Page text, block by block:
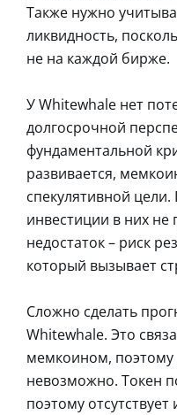
Также нужно
ликвидность,
не на каждой бирже.
У Whitewhale нет
долгосрочной
фундаментальной
развивается,
спекулятивной
инвестиции в них
недостаток – риск
который вызывает
Сложно сделать
Whitewhale. Это
мемкоином, поэтому
невозможно. Токен
поэтому